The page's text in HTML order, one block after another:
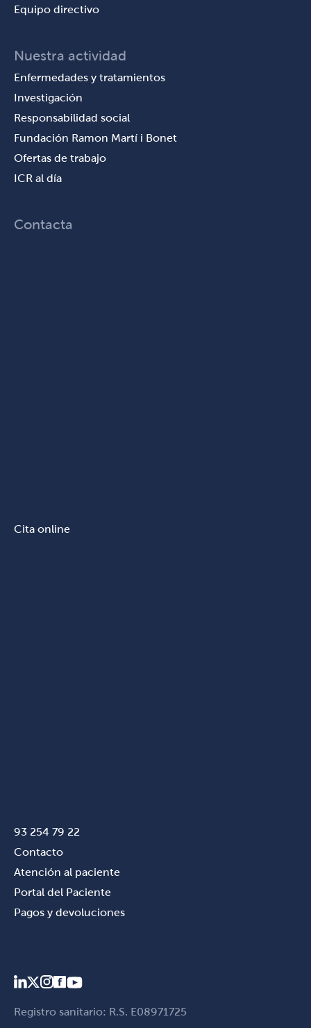
Equipo directivo
Nuestra actividad
Enfermedades y tratamientos
Investigación
Responsabilidad social
Fundación Ramon Martí i Bonet
Ofertas de trabajo
ICR al día
Contacta
Cita online
93 254 79 22
Contacto
Atención al paciente
Portal del Paciente
Pagos y devoluciones
Registro sanitario: R.S. E08971725